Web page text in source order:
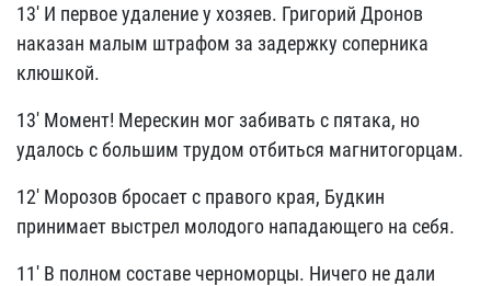
13' И первое удаление у хозяев. Григорий Дронов
наказан малым штрафом за задержку соперника
клюшкой.
13' Момент! Мерескин мог забивать с пятака, но
удалось с большим трудом отбиться магнитогорцам.
12' Морозов бросает с правого края, Будкин
принимает выстрел молодого нападающего на себя.
11' В полном составе черноморцы. Ничего не дали